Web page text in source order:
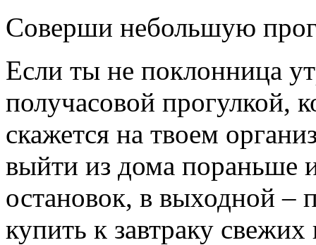
Соверши небольшую
Если ты не поклонница
получасовой прогулкой,
скажется на твоем
выйти из дома пораньше
остановок, в выходной –
купить к завтраку свежих